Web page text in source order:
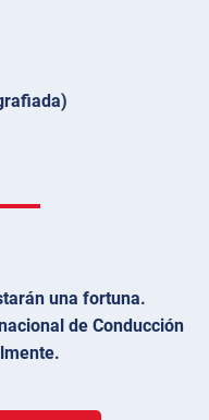
una fortuna.
de Conducción